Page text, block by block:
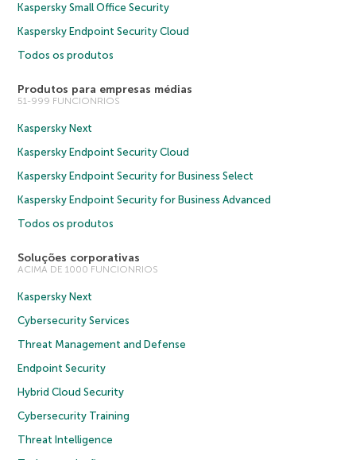
Kaspersky Small Office Security
Kaspersky Endpoint Security Cloud
Todos os produtos
Produtos para empresas médias
51-999 FUNCIONRIOS
Kaspersky Next
Kaspersky Endpoint Security Cloud
Kaspersky Endpoint Security for Business Select
Kaspersky Endpoint Security for Business Advanced
Todos os produtos
Soluções corporativas
ACIMA DE 1000 FUNCIONRIOS
Kaspersky Next
Cybersecurity Services
Threat Management and Defense
Endpoint Security
Hybrid Cloud Security
Cybersecurity Training
Threat Intelligence